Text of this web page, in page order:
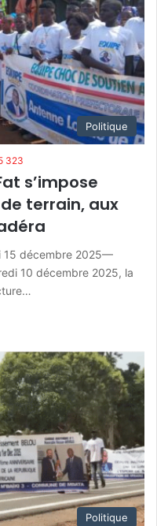
Politique
323
s’impose
terrain, aux
15 décembre 2025—
10 décembre 2025, la
Politique